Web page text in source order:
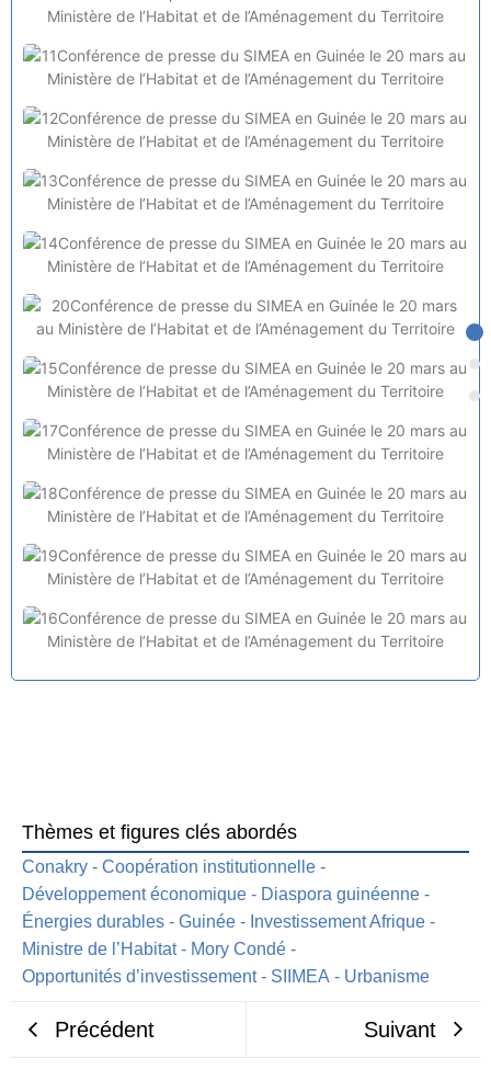
Thèmes et figures clés abordés
Conakry - Coopération institutionnelle -
Développement économique - Diaspora guinéenne -
Énergies durables - Guinée - Investissement Afrique -
Ministre de l’Habitat- Mory Condé -
Opportunités d’investissement- SIIMEA - Urbanisme
Précédent Suivant